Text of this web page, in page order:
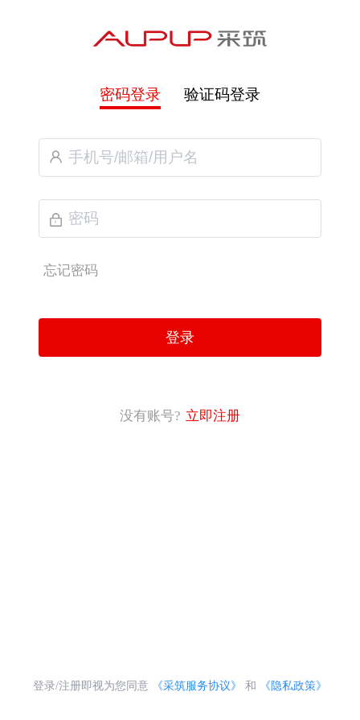
密码登录 验证码登录
忘记密码
登录
没有账号? 立即注册
登录/注册即视为您同意 《采筑服务协议》 和 《隐私政策》